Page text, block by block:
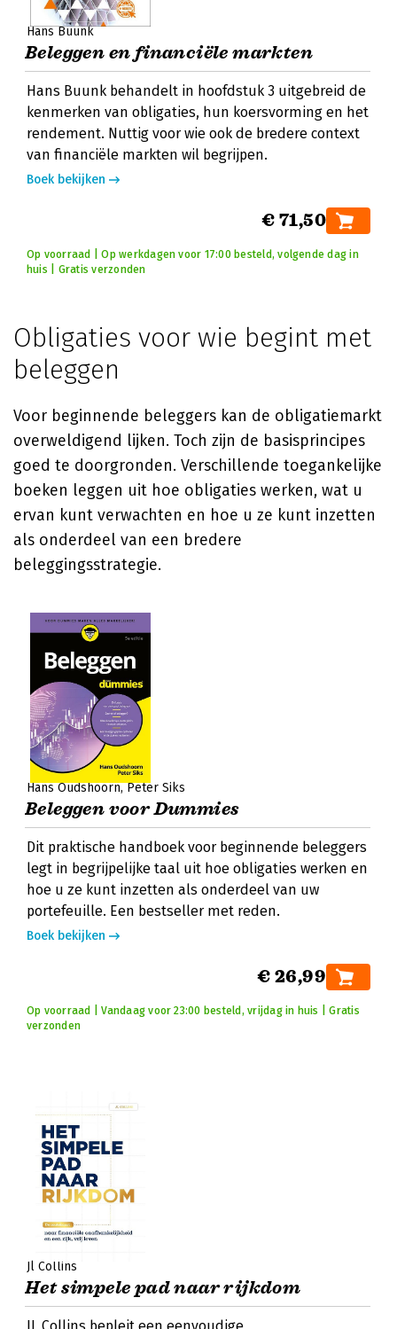
Hans Buunk
Beleggen en financiële markten
Hans Buunk behandelt in hoofdstuk 3 uitgebreid de
kenmerken van obligaties, hun koersvorming en het
rendement. Nuttig voor wie ook de bredere context
van financiële markten wil begrijpen.
Boek bekijken
€ 71,50
Op voorraad | Op werkdagen voor 17:00 besteld, volgende dag in
huis | Gratis verzonden
Obligaties voor wie begint met
beleggen
Voor beginnende beleggers kan de obligatiemarkt
overweldigend lijken. Toch zijn de basisprincipes
goed te doorgronden. Verschillende toegankelijke
boeken leggen uit hoe obligaties werken, wat u
ervan kunt verwachten en hoe u ze kunt inzetten
als onderdeel van een bredere
beleggingsstrategie.
Hans Oudshoorn Peter Siks
Beleggen voor Dummies
Dit praktische handboek voor beginnende beleggers
legt in begrijpelijke taal uit hoe obligaties werken en
hoe u ze kunt inzetten als onderdeel van uw
portefeuille. Een bestseller met reden.
Boek bekijken
€ 26,99
Op voorraad | Vandaag voor 23:00 besteld, vrijdag in huis | Gratis
verzonden
Jl Collins
Het simpele pad naar rijkdom